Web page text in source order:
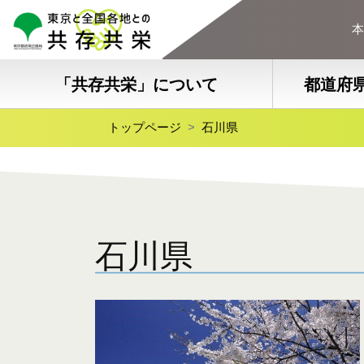
「共存共栄」について 都道府
トップページ 石川県
石川県